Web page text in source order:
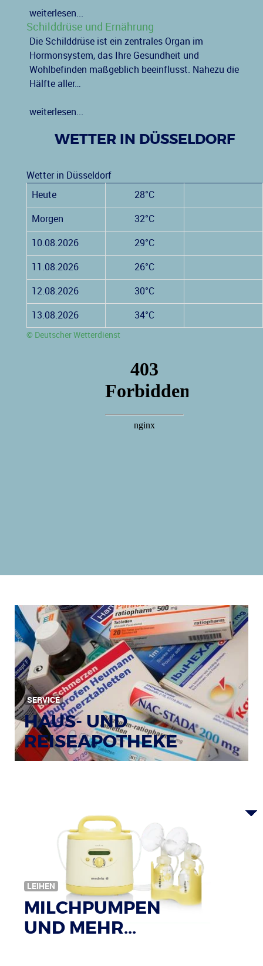
weiterlesen...
Schilddrüse und Ernährung
Die Schilddrüse ist ein zentrales Organ im
Hormonsystem, das Ihre Gesundheit und
Wohlbefinden maßgeblich beeinflusst. Nahezu die
Hälfte aller…
weiterlesen...
WETTER IN DÜSSELDORF
Wetter in Düsseldorf
Heute
28°C
Morgen 32°C
10.08.2026 29°C
11.08.2026 26°C
12.08.2026 30°C
13.08.2026 34°C
© Deutscher Wetterdienst
SERVICE
HAUS- UND
REISEAPOTHEKE
Bildquelle: © Tim Reckmann / pixelio.de
LEIHEN
MILCHPUMPEN
UND MEHR...